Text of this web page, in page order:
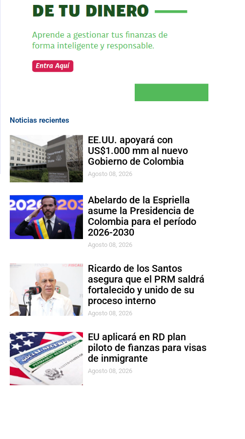
Noticias recientes
EE.UU. apoyará con
US$1.000 mm al nuevo
Gobierno de Colombia
Agosto 08, 2026
Abelardo de la Espriella
asume la Presidencia de
Colombia para el período
2026-2030
Agosto 08, 2026
Ricardo de los Santos
asegura que el PRM saldrá
fortalecido y unido de su
proceso interno
Agosto 08, 2026
EU aplicará en RD plan
piloto de fianzas para visas
de inmigrante
Agosto 08, 2026